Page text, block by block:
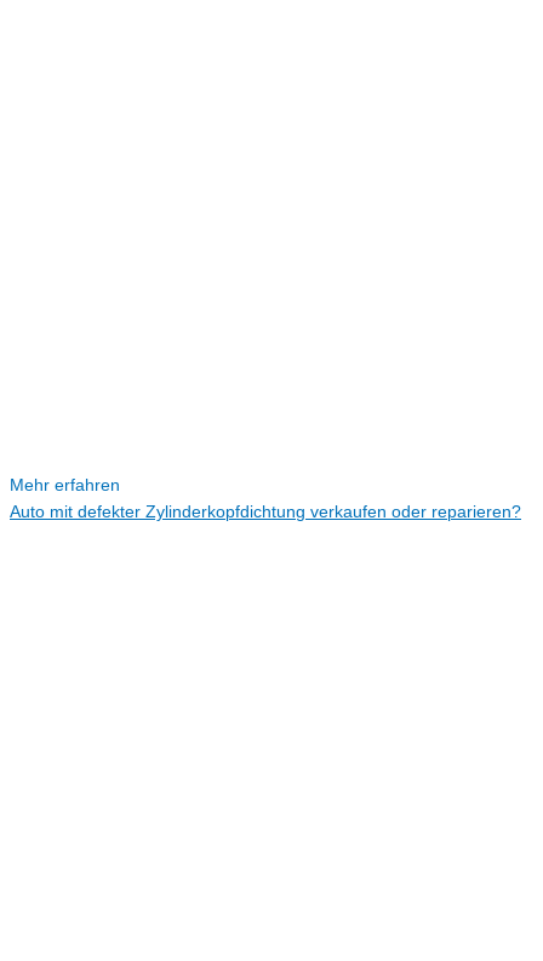
Mehr erfahren
Auto mit defekter Zylinderkopfdichtung verkaufen oder reparieren?